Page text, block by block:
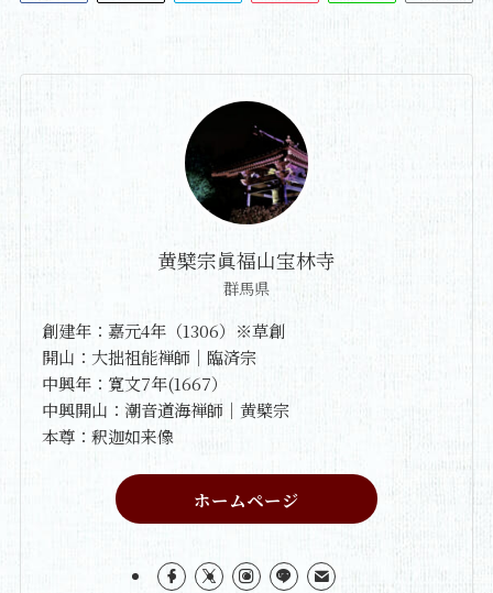
黄檗宗眞福山宝林寺
群馬県
創建年：嘉元4年（1306）※草創
開山：大拙祖能禅師｜臨済宗
中興年：寛文7年(1667）
中興開山：潮音道海禅師｜黄檗宗
本尊：釈迦如来像
ホームページ